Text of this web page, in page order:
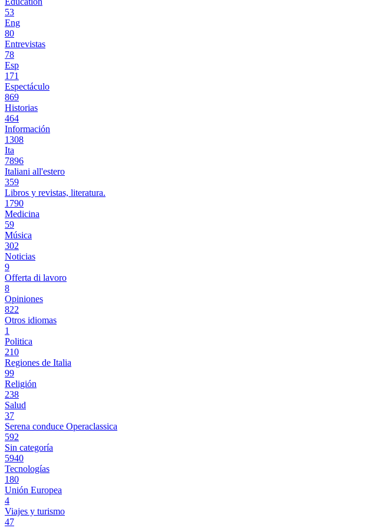
53
Eng
80
Entrevistas
78
Esp
171
Espectáculo
869
Historias
464
Información
1308
Ita
7896
Italiani all'estero
359
Libros y revistas, literatura.
1790
Medicina
59
Música
302
Noticias
9
Offerta di lavoro
8
Opiniones
822
Otros idiomas
1
Politica
210
Regiones de Italia
99
Religión
238
Salud
37
Serena conduce Operaclassica
592
Sin categoría
5940
Tecnologías
180
Unión Europea
4
Viajes y turismo
47